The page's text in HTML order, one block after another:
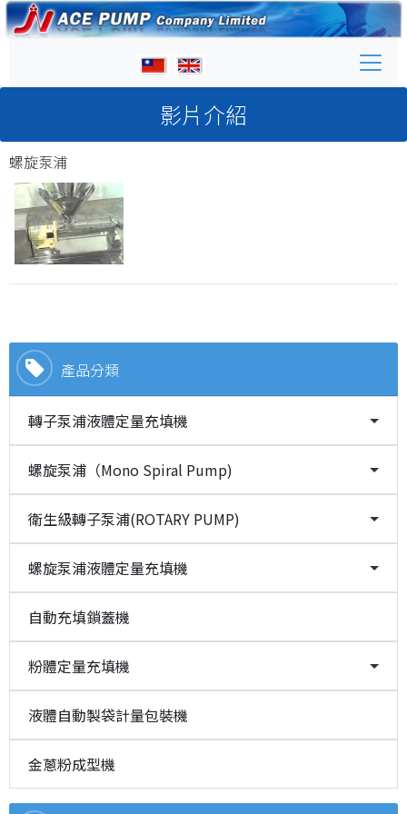
影片介紹
產品分類
轉子泵浦液體定量充填機
螺旋泵浦（Mono Spiral Pump)
衛生級轉子泵浦(ROTARY PUMP)
螺旋泵浦液體定量充填機
自動充填鎖蓋機
粉體定量充填機
液體自動製袋計量包裝機
金蔥粉成型機
螺旋泵浦